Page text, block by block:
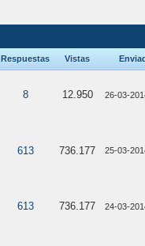
Respuestas Vistas
8 12.950 26-03-
613 736.177 25-03-
613 736.177 24-03-